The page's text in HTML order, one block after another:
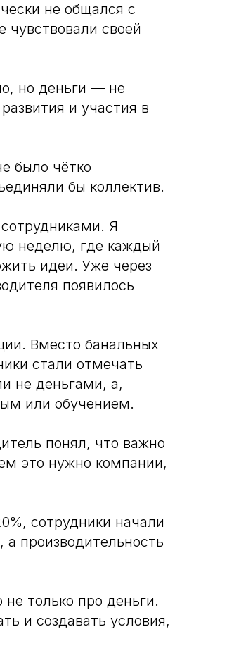
не общался с
своей
но деньги — не
и участия в
было чётко
бы коллектив.
Я
неделю, где каждый
идеи. Уже через
появилось
Вместо банальных
стали отмечать
не деньгами, а,
или обучением.
понял, что важно
это нужно компании,
сотрудники начали
производительность
только про деньги.
и создавать условия,